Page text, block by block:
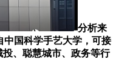
分析来
中国科学手艺大学，可接
、聪慧城市、政务等行